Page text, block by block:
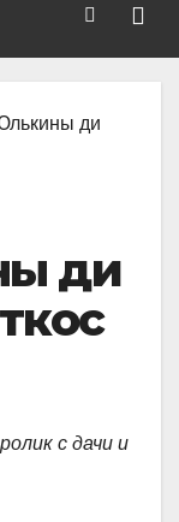
ди
ди
с дачи и